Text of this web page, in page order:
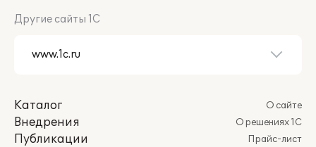
Другие сайты 1С
Каталог
Внедрения
Публикации
О сайте
О решениях 1С
Прайс-лист